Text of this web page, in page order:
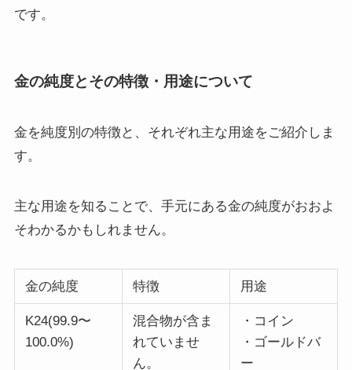
です。
金の純度とその特徴・用途について
金を純度別の特徴と、それぞれ主な用途をご紹介しま
す。
主な用途を知ることで、手元にある金の純度がおおよ
そわかるかもしれません。
金の純度 特徴 用途
K24(99.9〜
100.0%)
混合物が含ま
れていませ
ん。
・コイン
・ゴールドバ
ー